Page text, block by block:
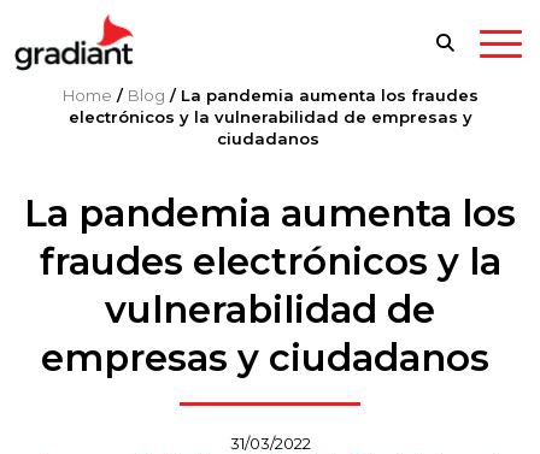
Home / Blog / La pandemia aumenta los fraudes
electrónicos y la vulnerabilidad de empresas y
ciudadanos
La pandemia aumenta los
fraudes electrónicos y la
vulnerabilidad de
empresas y ciudadanos
31/03/2022